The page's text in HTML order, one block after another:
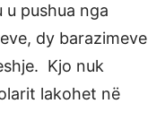
u pushua nga
dy barazimeve
Kjo nuk
lakohet në